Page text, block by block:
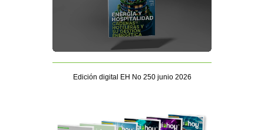
Edición digital EH No 250 junio 2026